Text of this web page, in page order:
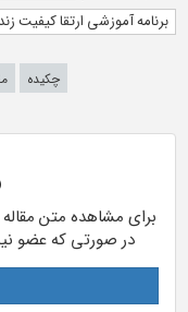
برنامه آموزشی ارتقا کیفیت
چکیده
برای مشاهده متن
در صورتی که عضو